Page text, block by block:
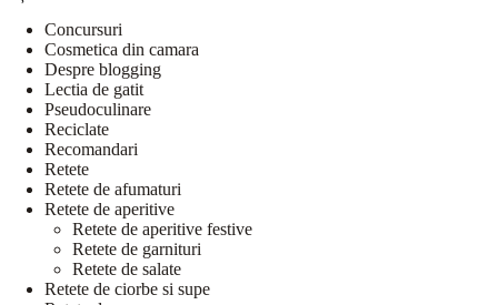
Concursuri
Cosmetica din camara
Despre blogging
Lectia de gatit
Pseudoculinare
Reciclate
Recomandari
Retete
Retete de afumaturi
Retete de aperitive
Retete de aperitive festive
Retete de garnituri
Retete de salate
Retete de ciorbe si supe